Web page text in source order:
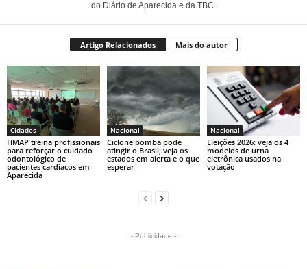
do Diário de Aparecida e da TBC.
Artigo Relacionados Mais do autor
Cidades
HMAP treina profissionais
para reforçar o cuidado
odontológico de
pacientes cardíacos em
Aparecida
Nacional
Ciclone bomba pode
atingir o Brasil; veja os
estados em alerta e o que
esperar
Nacional
Eleições 2026: veja os 4
modelos de urna
eletrônica usados na
votação
- Publicidade -